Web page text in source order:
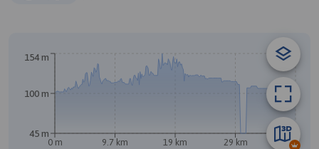
B
A
0 m 9.7 km 19 km 29 km 38 km
45 m
100 m
154 m